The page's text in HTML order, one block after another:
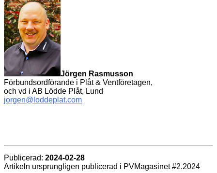
Jörgen Rasmusson
Förbundsordförande i Plåt & Ventföretagen,
och vd i AB Lödde Plåt, Lund
jorgen@loddeplat.com
Publicerad: 2024-02-28
Artikeln ursprungligen publicerad i PVMagasinet #2.2024